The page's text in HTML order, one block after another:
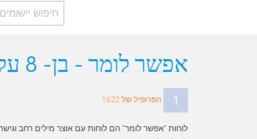
אפשר לומר - בן- 8 על 9
הפרופיל של 1622
לוחות "אפשר לומר" הם לוחות עם אוצר מילים רחב